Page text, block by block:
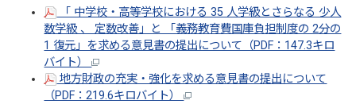
「 中学校・高等学校における 35 人学級とさらなる 少人
数学級 、 定数改善」と 「義務教育費国庫負担制度の 2分の
1 復元」を求める意見書の提出について（PDF：147.3キロ
バイト）
地方財政の充実・強化を求める意見書の提出について
（PDF：219.6キロバイト）